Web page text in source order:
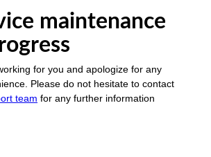
maintenance
for you and apologize for any
Please do not hesitate to contact
team for any further information